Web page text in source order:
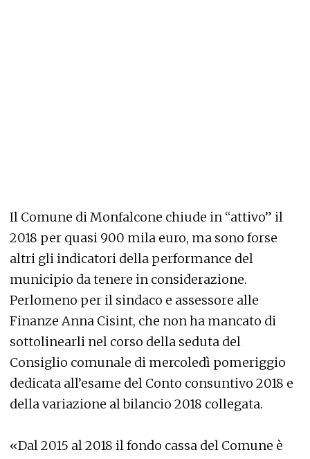
Il Comune di Monfalcone chiude in “attivo” il
2018 per quasi 900 mila euro, ma sono forse
altri gli indicatori della performance del
municipio da tenere in considerazione.
Perlomeno per il sindaco e assessore alle
Finanze Anna Cisint, che non ha mancato di
sottolinearli nel corso della seduta del
Consiglio comunale di mercoledì pomeriggio
dedicata all’esame del Conto consuntivo 2018 e
della variazione al bilancio 2018 collegata.
«Dal 2015 al 2018 il fondo cassa del Comune è